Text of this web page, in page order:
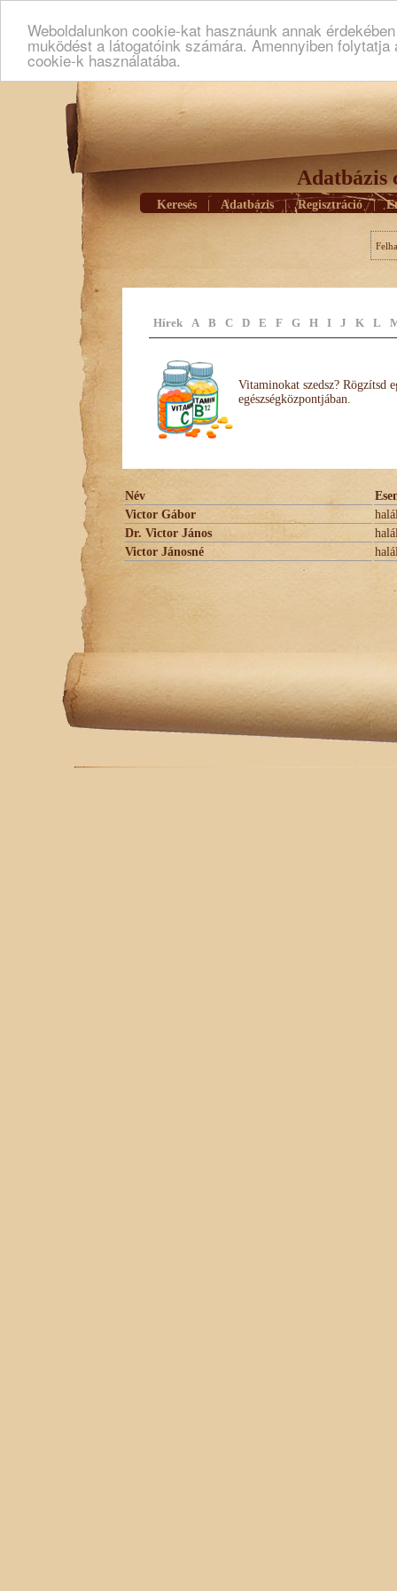
Weboldalunkon cookie-kat hasznáunk annak
muködést a látogatóink számára. Amennyiben
cookie-k használatába.
Adatbázis
Keresés Adatbázis | Regisztráció |
Hírek A B C D E F G H I J K L
Vitaminokat szedsz? Rögzítsd
egészségközpontjában.
Név
Victor Gábor
Dr. Victor János
Victor Jánosné